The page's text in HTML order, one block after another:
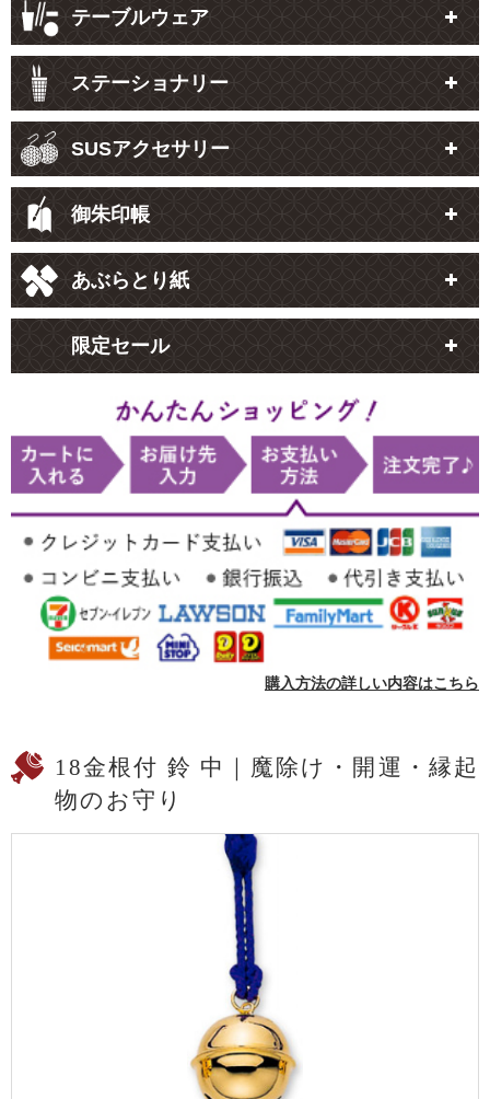
18金根付 鈴 中｜魔除け・開運・縁起
物のお守り
テーブルウェア
ステーショナリー
SUSアクセサリー
御朱印帳
あぶらとり紙
限定セール
購入方法の詳しい内容はこちら